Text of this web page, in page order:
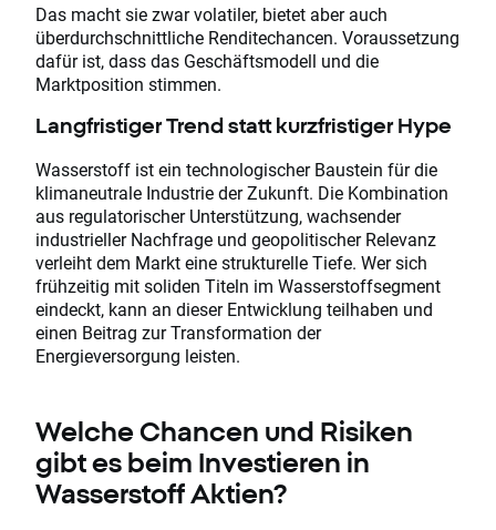
Das macht sie zwar volatiler, bietet aber auch
überdurchschnittliche Renditechancen. Voraussetzung
dafür ist, dass das Geschäftsmodell und die
Marktposition stimmen.
Langfristiger Trend statt kurzfristiger Hype
Wasserstoff ist ein technologischer Baustein für die
klimaneutrale Industrie der Zukunft. Die Kombination
aus regulatorischer Unterstützung, wachsender
industrieller Nachfrage und geopolitischer Relevanz
verleiht dem Markt eine strukturelle Tiefe. Wer sich
frühzeitig mit soliden Titeln im Wasserstoffsegment
eindeckt, kann an dieser Entwicklung teilhaben und
einen Beitrag zur Transformation der
Energieversorgung leisten.
Welche Chancen und Risiken
gibt es beim Investieren in
Wasserstoff Aktien?